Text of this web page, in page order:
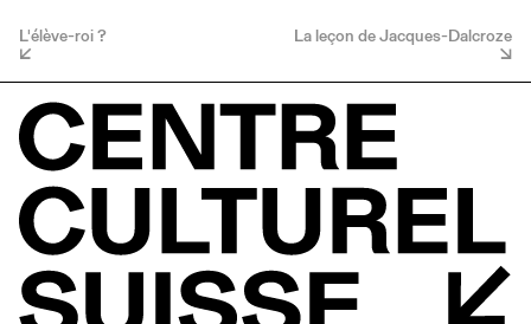
L'élève-roi ? La leçon de Jacques-Dalcroze